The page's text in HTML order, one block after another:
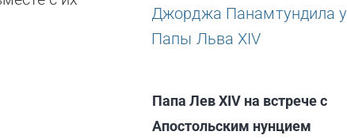
Папа Лев XIV на встрече с
Апостольским нунцием